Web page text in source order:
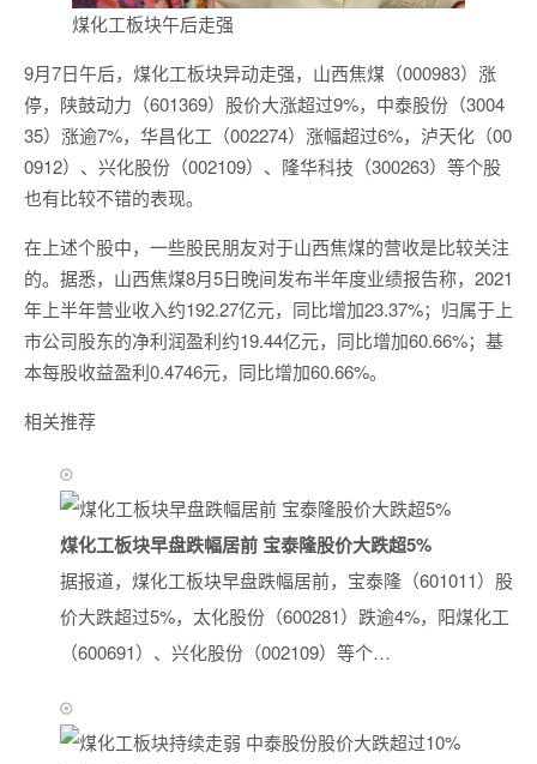
煤化工板块午后走强
9月7日午后，煤化工板块异动走强，山西焦煤（000983）涨
停，陕鼓动力（601369）股价大涨超过9%，中泰股份（3004
35）涨逾7%，华昌化工（002274）涨幅超过6%，泸天化（00
0912）、兴化股份（002109）、隆华科技（300263）等个股
也有比较不错的表现。
在上述个股中，一些股民朋友对于山西焦煤的营收是比较关注
的。据悉，山西焦煤8月5日晚间发布半年度业绩报告称，2021
年上半年营业收入约192.27亿元，同比增加23.37%；归属于上
市公司股东的净利润盈利约19.44亿元，同比增加60.66%；基
本每股收益盈利0.4746元，同比增加60.66%。
相关推荐
煤化工板块早盘跌幅居前 宝泰隆股价大跌超5%
据报道，煤化工板块早盘跌幅居前，宝泰隆（601011）股
价大跌超过5%，太化股份（600281）跌逾4%，阳煤化工
（600691）、兴化股份（002109）等个…